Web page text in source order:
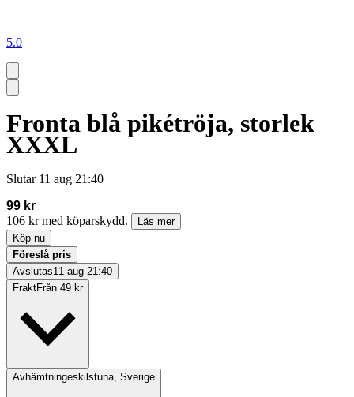
5.0
Fronta blå pikétröja, storlek
XXXL
Slutar 11 aug 21:40
99 kr
106 kr med köparskydd.
Läs mer
Köp nu
Föreslå pris
Avslutas11 aug 21:40
FraktFrån 49 kr
Avhämtningeskilstuna, Sverige